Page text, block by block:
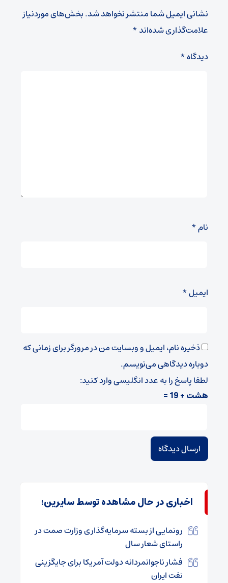
نشانی ایمیل شما منتشر نخواهد شد.بخش‌های موردنیاز
علامت‌گذاری شده‌اند*
دیدگاه*
نام*
ایمیل*
ذخیره نام، ایمیل و وبسایت من در مرورگر برای زمانی که
دوباره دیدگاهی می‌نویسم.
لطفا پاسخ را به عدد انگلیسی وارد کنید:
هشت + 19 =
اخباری در حال مشاهده توسط سایرین؛
رونمایی از بسته سرمایه‌گذاری وزارت صمت در
راستای شعار سال
فشار ناجوانمردانه دولت آمریکا برای جایگزینی
نفت ایران